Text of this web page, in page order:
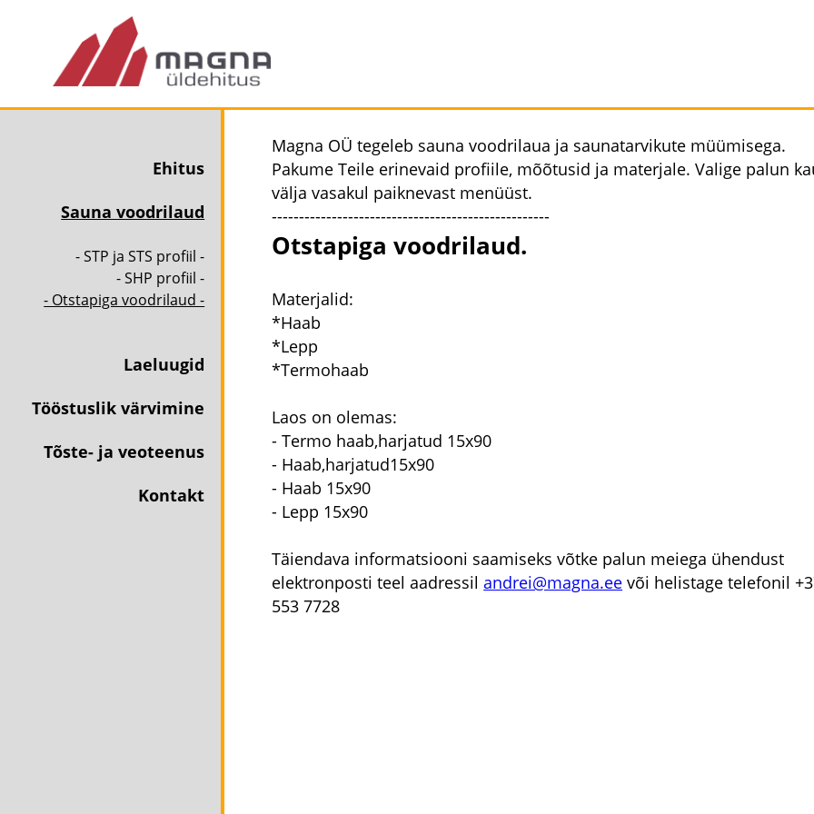
Ehitus
Sauna voodrilaud
- STP ja STS profiil -
- SHP profiil -
- Otstapiga voodrilaud -
Laeluugid
Tööstuslik värvimine
Tõste- ja veoteenus
Kontakt
Magna OÜ tegeleb sauna voodrilaua ja saunatarvikute müümisega.
Pakume Teile erinevaid profiile, mõõtusid ja materjale. Valige palun
välja vasakul paiknevast menüüst.
---------------------------------------------------
Otstapiga voodrilaud.
Materjalid:
*Haab
*Lepp
*Termohaab
Laos on olemas:
- Termo haab,harjatud 15x90
- Haab,harjatud15x90
- Haab 15x90
- Lepp 15x90
Täiendava informatsiooni saamiseks võtke palun meiega ühendust
elektronposti teel aadressilandrei@magna.ee või helistage telefonil
553 7728